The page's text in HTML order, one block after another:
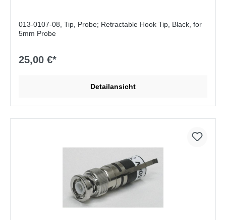
013-0107-08, Tip, Probe; Retractable Hook Tip, Black, for
5mm Probe
25,00 €*
Detailansicht